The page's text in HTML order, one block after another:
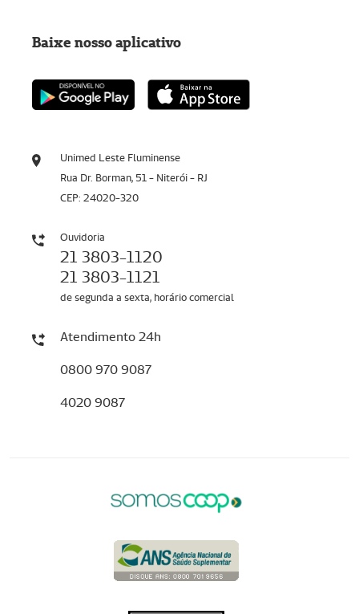
Unimed Leste Fluminense
Rua Dr. Borman, 51 - Niterói - RJ
CEP: 24020-320
Ouvidoria
21 3803-1120
21 3803-1121
de segunda a sexta, horário comercial
Atendimento 24h
0800 970 9087
4020 9087
Baixe nosso aplicativo